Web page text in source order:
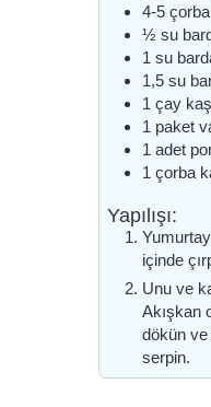
4-5 çorba
½ su
1 su
1,5 su
1 çay
1 paket
1 adet
1 çorba
Yapılışı:
içinde
Unu ve
Akışkan
dökün
serpin.